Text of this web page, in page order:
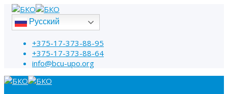
Русский
+375-17-373-88-95
+375-17-373-88-64
info@bcu-upo.org